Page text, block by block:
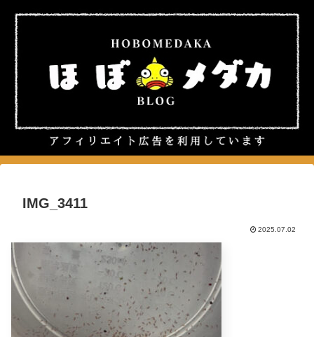
IMG_3411
2025.07.02